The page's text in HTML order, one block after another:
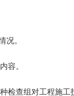
况。
容。
检查组对工程施工